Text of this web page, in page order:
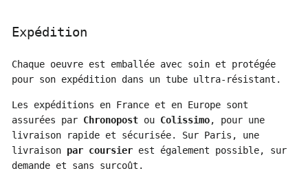
Expédition
Chaque oeuvre est emballée avec soin et protégée
pour son expédition dans un tube ultra-résistant.
Les expéditions en France et en Europe sont
assurées par Chronopost ou Colissimo, pour une
livraison rapide et sécurisée. Sur Paris, une
livraison par coursier est également possible, sur
demande et sans surcoût.